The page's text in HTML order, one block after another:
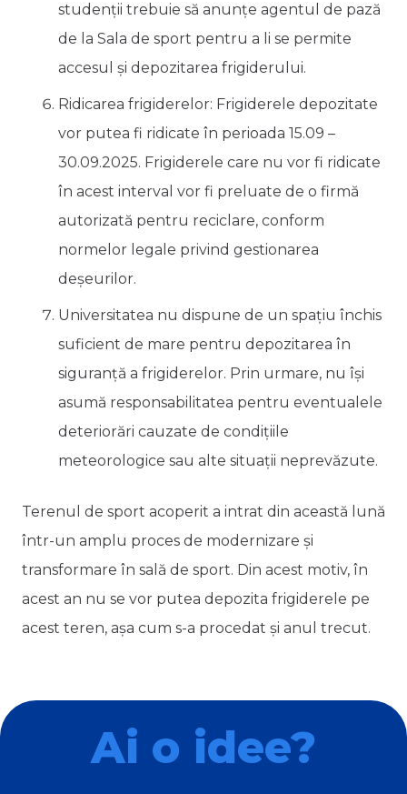
studenții trebuie să anunțe agentul de pază
de la Sala de sport pentru a li se permite
accesul și depozitarea frigiderului.
Ridicarea frigiderelor: Frigiderele depozitate
vor putea fi ridicate în perioada 15.09 –
30.09.2025. Frigiderele care nu vor fi ridicate
în acest interval vor fi preluate de o firmă
autorizată pentru reciclare, conform
normelor legale privind gestionarea
deșeurilor.
Universitatea nu dispune de un spațiu închis
suficient de mare pentru depozitarea în
siguranță a frigiderelor. Prin urmare, nu își
asumă responsabilitatea pentru eventualele
deteriorări cauzate de condițiile
meteorologice sau alte situații neprevăzute.
Terenul de sport acoperit a intrat din această lună
într-un amplu proces de modernizare și
transformare în sală de sport. Din acest motiv, în
acest an nu se vor putea depozita frigiderele pe
acest teren, așa cum s-a procedat și anul trecut.
Ai o idee?